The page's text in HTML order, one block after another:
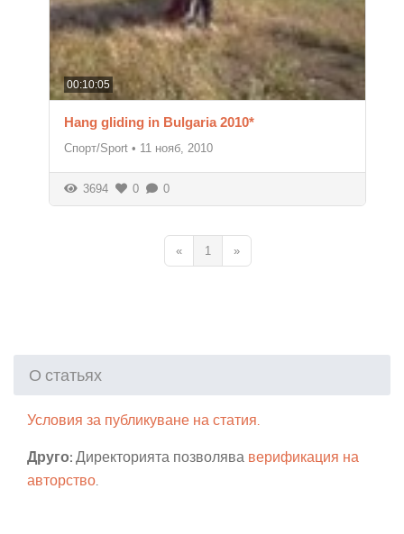
00:10:05
Hang gliding in Bulgaria 2010*
Спорт/Sport • 11 нояб, 2010
3694 0 0
« 1 »
О статьях
Условия за публикуване на статия.
Друго: Директорията позволява верификация на
авторство.